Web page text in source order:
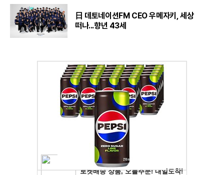
日 데토네이션FM CEO 우메자키, 세상
떠나...향년 43세